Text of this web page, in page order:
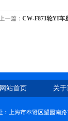
一篇： CW-F871轮YI车
网站首页 关
：上海市奉贤区望园南路